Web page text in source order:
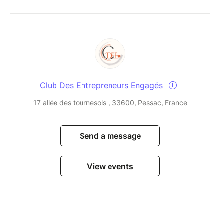
Club Des Entrepreneurs Engagés
17 allée des tournesols , 33600, Pessac, France
Send a message
View events